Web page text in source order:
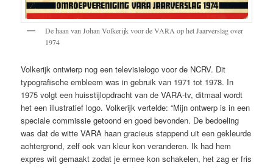
De haan van Johan Volkerijk voor de VARA op het Jaarverslag over
1974
Volkerijk ontwierp nog een televisielogo voor de NCRV. Dit
typografische embleem was in gebruik van 1971 tot 1978. In
1975 volgt een huisstijlopdracht van de VARA-tv, ditmaal wordt
het een illustratief logo. Volkerijk vertelde: “Mijn ontwerp is in een
speciale commissie getoond en goed bevonden. De bedoeling
was dat de witte VARA haan gracieus stappend uit een gekleurde
achtergrond, zelf ook van kleur kon veranderen. Ik had hem
expres wit gemaakt zodat je ermee kon schakelen, het zag er fris